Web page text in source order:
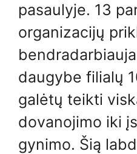
pasaulyje. 13
organizacijų
daugybe filialų
galėtų teikti
dovanojimo iki
gynimo. Šią